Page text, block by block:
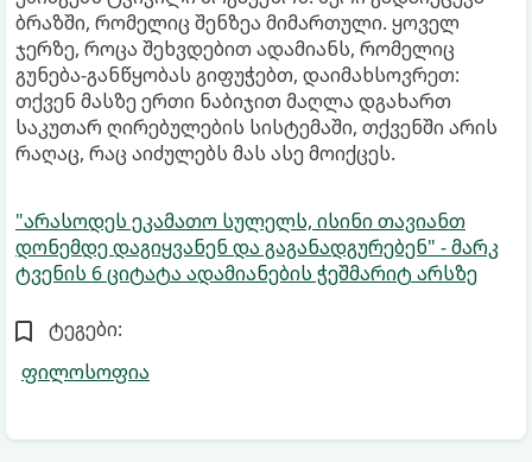
ბრაზში, რომელიც შენზეა მიმართული. ყოველ
ჯერზე, როცა შეხვდებით ადამიანს, რომელიც
გუნება-განწყობას გიფუჭებთ, დაიმახსოვრეთ:
თქვენ მასზე ერთი ნაბიჯით მაღლა დგახართ
საკუთარ ღირებულების სისტემაში, თქვენში არის
რაღაც, რაც აიძულებს მას ასე მოიქცეს.
"არასოდეს ეკამათო სულელს, ისინი თავიანთ
დონემდე დაგიყვანენ და გაგანადგურებენ" - მარკ
ტვენის 6 ციტატა ადამიანების ჭეშმარიტ არსზე
ტეგები:
ფილოსოფია